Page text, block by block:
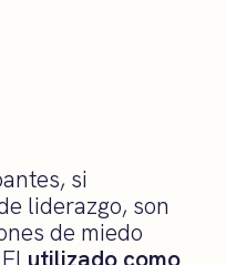
si
liderazgo, son
de miedo